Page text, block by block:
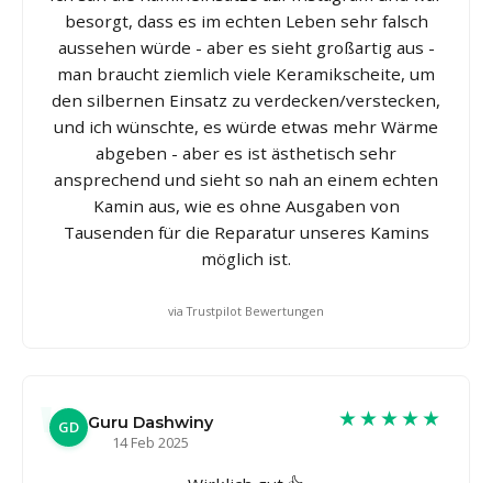
besorgt, dass es im echten Leben sehr falsch
aussehen würde - aber es sieht großartig aus -
man braucht ziemlich viele Keramikscheite, um
den silbernen Einsatz zu verdecken/verstecken,
und ich wünschte, es würde etwas mehr Wärme
abgeben - aber es ist ästhetisch sehr
ansprechend und sieht so nah an einem echten
Kamin aus, wie es ohne Ausgaben von
Tausenden für die Reparatur unseres Kamins
möglich ist.
via Trustpilot Bewertungen
GD Guru Dashwiny
14 Feb 2025
★★★★★